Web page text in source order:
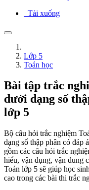
Tải xuống
Lớp 5
Toán học
Bài tập trắc
dưới dạng số
lớp 5
Bộ câu hỏi trắc nghiệm
dạng số thập phân có đáp
gồm các câu hỏi trắc
hiểu, vận dụng, vận dung
Toán lớp 5 sẽ giúp học
cao trong các bài thi trắc